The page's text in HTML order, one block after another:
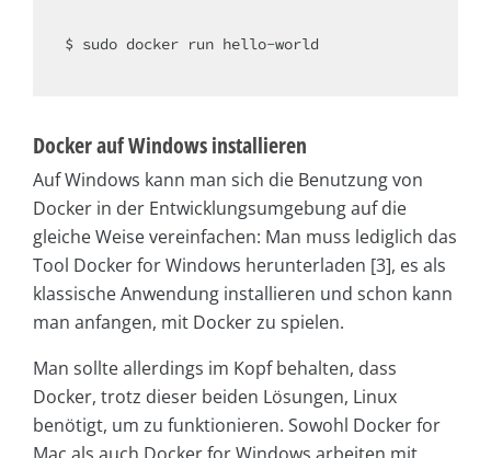
$ sudo docker run hello-world
Docker auf Windows installieren
Auf Windows kann man sich die Benutzung von
Docker in der Entwicklungsumgebung auf die
gleiche Weise vereinfachen: Man muss lediglich das
Tool Docker for Windows herunterladen [3], es als
klassische Anwendung installieren und schon kann
man anfangen, mit Docker zu spielen.
Man sollte allerdings im Kopf behalten, dass
Docker, trotz dieser beiden Lösungen, Linux
benötigt, um zu funktionieren. Sowohl Docker for